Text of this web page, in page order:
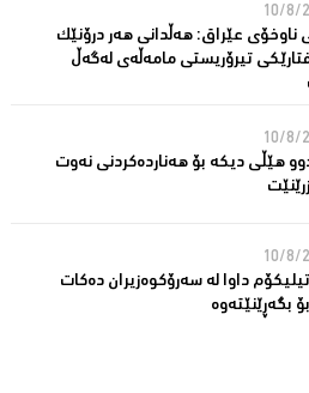
10/8/
ناوخۆی عێراق: هەڵدانی هەر درۆنێک
تیرۆریستی مامەڵەی لەگەڵ
10/8/
هێڵى دیکە بۆ هەناردەکردنی نەوت
10/8/
داوا لە سەرۆکوەزیران دەکات
بگەڕێنێتەوە